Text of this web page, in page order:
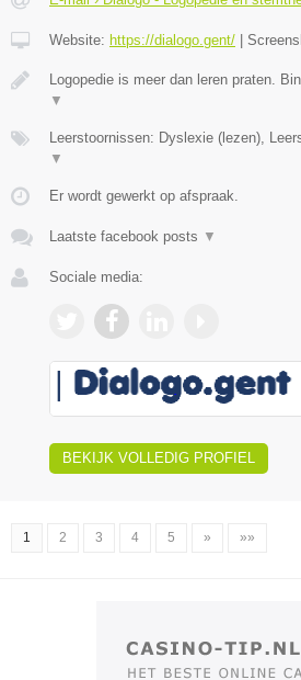
Website: https://dialogo.gent/
Logopedie is meer dan leren praten.
▼
Leerstoornissen: Dyslexie (lezen),
▼
Er wordt gewerkt op afspraak.
Laatste facebook posts ▼
Sociale media:
BEKIJK VOLLEDIG PROFIEL
1 2 3 4 5 » »»